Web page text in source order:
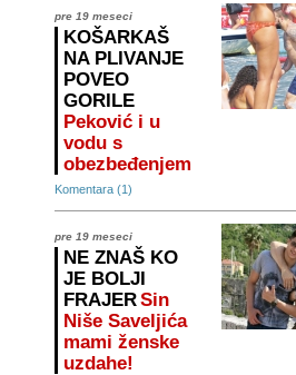
pre 19 meseci
KOŠARKAŠ
NA PLIVANJE
POVEO
GORILE
Peković i u
vodu s
obezbeđenjem
Komentara (1)
pre 19 meseci
NE ZNAŠ KO
JE BOLJI
FRAJERSin
Niše Saveljića
mami ženske
uzdahe!